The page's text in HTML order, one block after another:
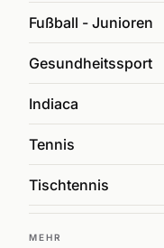
Fußball - Junioren
Gesundheitssport
Indiaca
Tennis
Tischtennis
MEHR